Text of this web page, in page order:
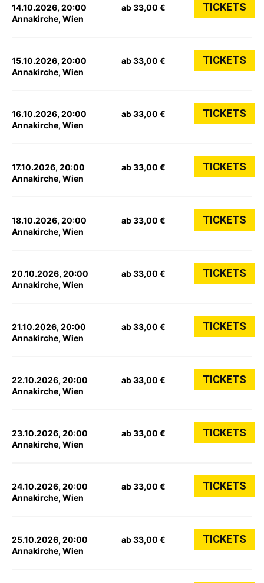
14.10.2026, 20:00
Annakirche, Wien
ab 33,00 € TICKETS
15.10.2026, 20:00
Annakirche, Wien
ab 33,00 € TICKETS
16.10.2026, 20:00
Annakirche, Wien
ab 33,00 € TICKETS
17.10.2026, 20:00
Annakirche, Wien
ab 33,00 € TICKETS
18.10.2026, 20:00
Annakirche, Wien
ab 33,00 € TICKETS
20.10.2026, 20:00
Annakirche, Wien
ab 33,00 € TICKETS
21.10.2026, 20:00
Annakirche, Wien
ab 33,00 € TICKETS
22.10.2026, 20:00
Annakirche, Wien
ab 33,00 € TICKETS
23.10.2026, 20:00
Annakirche, Wien
ab 33,00 € TICKETS
24.10.2026, 20:00
Annakirche, Wien
ab 33,00 € TICKETS
25.10.2026, 20:00
Annakirche, Wien
ab 33,00 € TICKETS